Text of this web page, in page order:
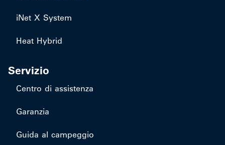
iNet X System
Heat Hybrid
Servizio
Centro di assistenza
Garanzia
Guida al campeggio